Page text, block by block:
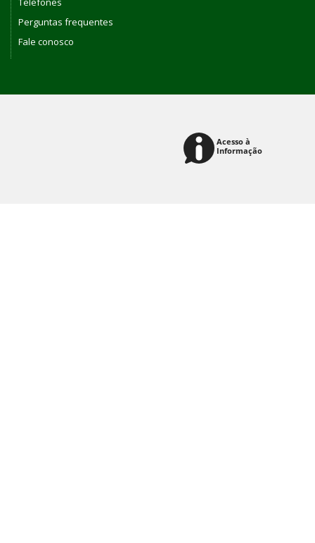
Perguntas frequentes
Fale conosco